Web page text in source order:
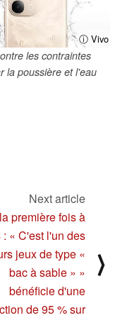
ⓘ Vivo
les contraintes
la poussière et l'eau
Next article
première fois à
: « C'est l'un des
jeux de type «
bac à sable » »
bénéficie d'une
de 95 % sur
⟩